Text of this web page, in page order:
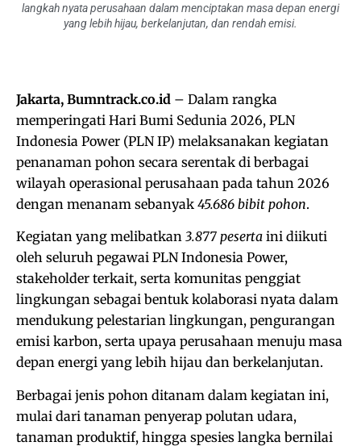
langkah nyata perusahaan dalam menciptakan masa depan energi
yang lebih hijau, berkelanjutan, dan rendah emisi.
Jakarta, Bumntrack.co.id – Dalam rangka
memperingati Hari Bumi Sedunia 2026, PLN
Indonesia Power (PLN IP) melaksanakan kegiatan
penanaman pohon secara serentak di berbagai
wilayah operasional perusahaan pada tahun 2026
dengan menanam sebanyak 45.686 bibit pohon.
Kegiatan yang melibatkan 3.877 peserta ini diikuti
oleh seluruh pegawai PLN Indonesia Power,
stakeholder terkait, serta komunitas penggiat
lingkungan sebagai bentuk kolaborasi nyata dalam
mendukung pelestarian lingkungan, pengurangan
emisi karbon, serta upaya perusahaan menuju masa
depan energi yang lebih hijau dan berkelanjutan.
Berbagai jenis pohon ditanam dalam kegiatan ini,
mulai dari tanaman penyerap polutan udara,
tanaman produktif, hingga spesies langka bernilai